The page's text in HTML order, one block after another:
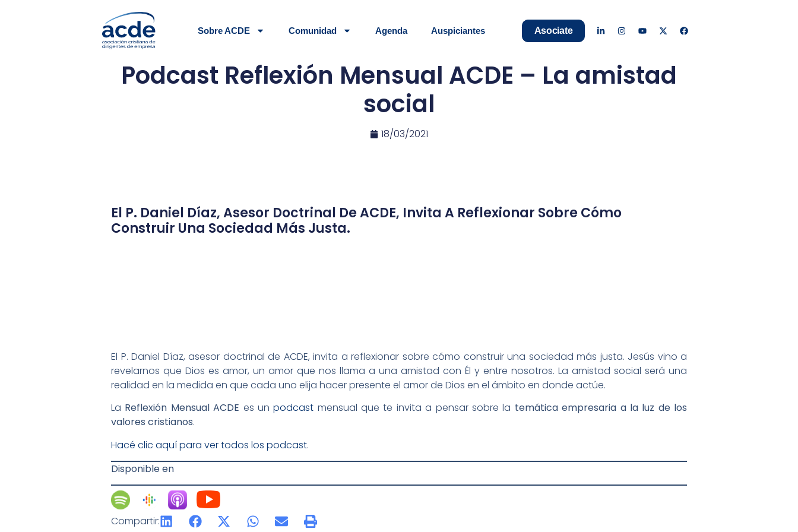
Sobre ACDE Comunidad Agenda Auspiciantes Asociate
Podcast Reflexión Mensual ACDE – La amistad
social
18/03/2021
El P. Daniel Díaz, Asesor Doctrinal De ACDE, Invita A Reflexionar Sobre Cómo
Construir Una Sociedad Más Justa.
El P. Daniel Díaz, asesor doctrinal de ACDE, invita a reflexionar sobre cómo construir una sociedad más justa. Jesús vino a
revelarnos que Dios es amor, un amor que nos llama a una amistad con Él y entre nosotros. La amistad social será una
realidad en la medida en que cada uno elija hacer presente el amor de Dios en el ámbito en donde actúe.
La Reflexión Mensual ACDE es unpodcast mensual que te invita a pensar sobre la temática empresaria a la luz de los
valores cristianos.
Hacé clic aquí para ver todos los podcast.
Disponible en
Compartir: